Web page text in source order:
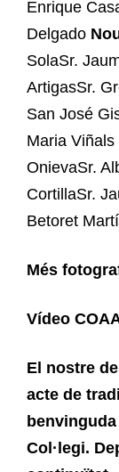
Enrique
Delgado
SolaSr.
ArtigasSr.
San José
Maria
OnievaSr.
CortillaSr.
Betoret
Més
Vídeo
El nostre
acte de
Col·legi.